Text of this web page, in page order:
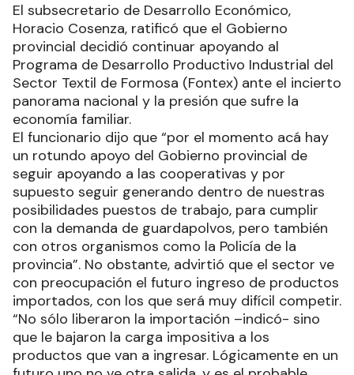
El subsecretario de Desarrollo Económico,
Horacio Cosenza, ratificó que el Gobierno
provincial decidió continuar apoyando al
Programa de Desarrollo Productivo Industrial del
Sector Textil de Formosa (Fontex) ante el incierto
panorama nacional y la presión que sufre la
economía familiar.
El funcionario dijo que “por el momento acá hay
un rotundo apoyo del Gobierno provincial de
seguir apoyando a las cooperativas y por
supuesto seguir generando dentro de nuestras
posibilidades puestos de trabajo, para cumplir
con la demanda de guardapolvos, pero también
con otros organismos como la Policía de la
provincia”. No obstante, advirtió que el sector ve
con preocupación el futuro ingreso de productos
importados, con los que será muy difícil competir.
“No sólo liberaron la importación –indicó- sino
que le bajaron la carga impositiva a los
productos que van a ingresar. Lógicamente en un